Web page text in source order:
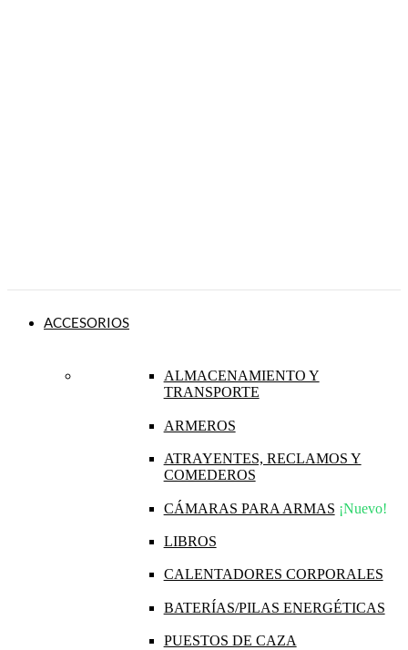
ACCESORIOS
ALMACENAMIENTO Y
TRANSPORTE
ARMEROS
ATRAYENTES, RECLAMOS Y
COMEDEROS
CÁMARAS PARA ARMAS ¡Nuevo!
LIBROS
CALENTADORES CORPORALES
BATERÍAS/PILAS ENERGÉTICAS
PUESTOS DE CAZA